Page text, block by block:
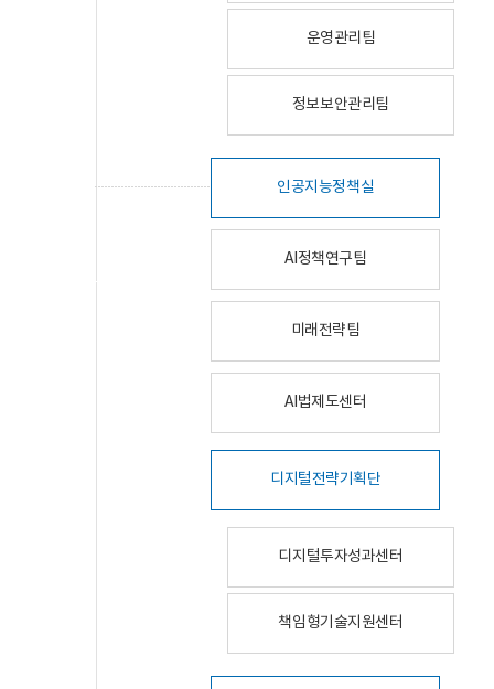
운영관리팀
정보보안관리팀
인공지능정책실
AI정책연구팀
미래전략팀
AI법제도센터
디지털전략기획단
디지털투자성과센터
책임형기술지원센터